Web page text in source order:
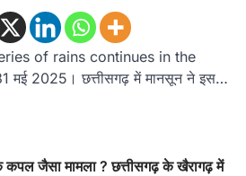
of rains continues in the
मई 2025। छत्तीसगढ़ में मानसून ने इस…
जैसा मामला ? छत्तीसगढ़ के खैरागढ़ में